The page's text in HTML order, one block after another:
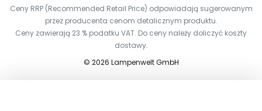
Ceny RRP (Recommended Retail Price) odpowiadają sugerowanym
przez producenta cenom detalicznym produktu.
Ceny zawierają 23 % podatku VAT. Do ceny należy doliczyć koszty
dostawy.
© 2026 Lampenwelt GmbH